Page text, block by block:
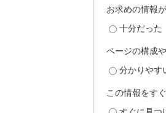
お求めの情報
十分だった
ページの構成
分かりやす
この情報をす